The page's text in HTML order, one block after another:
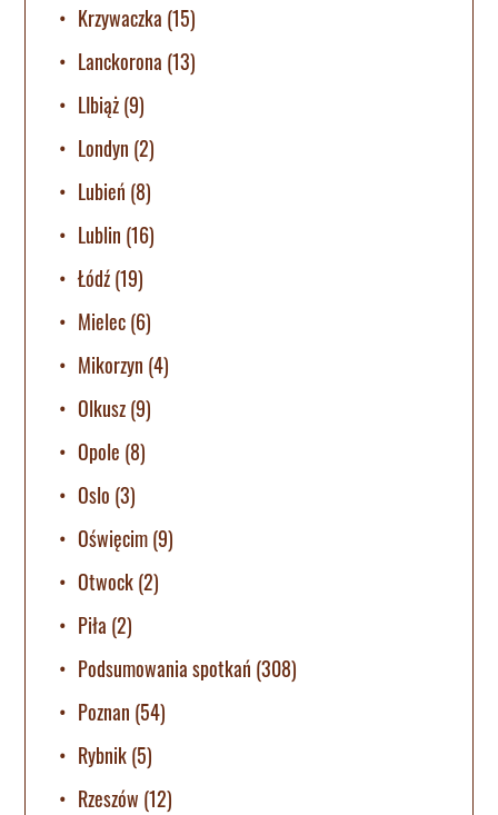
Krzywaczka (15)
Lanckorona (13)
LIbiąż(9)
Londyn (2)
Lubień (8)
Lublin (16)
Łódź(19)
Mielec(6)
Mikorzyn (4)
Olkusz(9)
Opole (8)
Oslo (3)
Oświęcim(9)
Otwock(2)
Piła (2)
Podsumowania spotkań (308)
Poznan (54)
Rybnik(5)
Rzeszów (12)